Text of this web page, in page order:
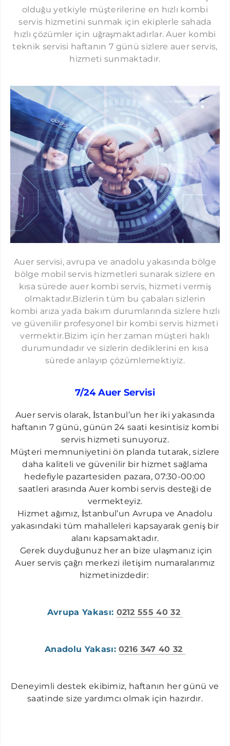
olduğu yetkiyle müşterilerine en hızlı kombi
servis hizmetini sunmak için ekiplerle sahada
hızlı çözümler için uğraşmaktadırlar. Auer kombi
teknik servisi haftanın 7 günü sizlere auer servis,
hizmeti sunmaktadır.
Auer servisi, avrupa ve anadolu yakasında bölge
bölge mobil servis hizmetleri sunarak sizlere en
kısa sürede auer kombi servis, hizmeti vermiş
olmaktadır.Bizlerin tüm bu çabaları sizlerin
kombi arıza yada bakım durumlarında sizlere hızlı
ve güvenilir profesyonel bir kombi servis hizmeti
vermektir.Bizim için her zaman müşteri haklı
durumundadır ve sizlerin dediklerini en kısa
sürede anlayıp çözümlemektiyiz.
7/24 Auer Servisi
Auer servis olarak, İstanbul’un her iki yakasında
haftanın 7 günü,günün24 saati kesintisiz kombi
servis hizmeti sunuyoruz.
Müşteri memnuniyetini ön planda tutarak,sizlere
daha kaliteli ve güvenilir bir hizmet sağlama
hedefiyle pazartesiden pazara, 07:30-00:00
saatleri arasında Auer kombi servis desteği de
vermekteyiz.
Hizmet ağımız, İstanbul’un Avrupa ve Anadolu
yakasındaki tüm mahalleleri kapsayarakgeniş bir
alanı kapsamaktadır.
Gerek duyduğunuz her an bize ulaşmanız için
Auer servis çağrı merkezi iletişim numaralarımız
hizmetinizdedir:
Avrupa Yakası: 0212 555 40 32
Anadolu Yakası:0216 347 40 32
Deneyimli destek ekibimiz, haftanın hergünü ve
saatinde size yardımcı olmak için hazırdır.